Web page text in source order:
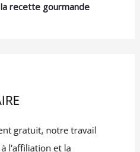
recette gourmande